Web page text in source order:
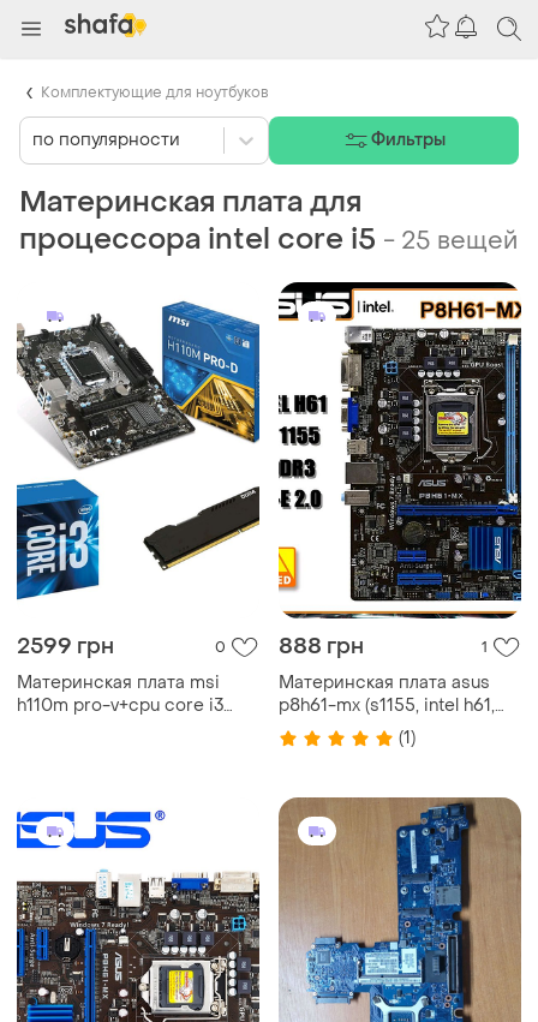
Материнская плата для
процессора intel core i5 - 25 вещей
2599 грн 0
Материнская плата msi
h110m pro-v+cpu core i3
888 грн 1
Материнская плата asus
p8h61-mx (s1155, intel h61,
pci-ex16) хар (1)
по популярности Фильтры
Комплектующие для ноутбуков